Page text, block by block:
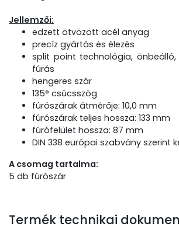
Jellemzői:
edzett ötvözött acél anyag
precíz gyártás és élezés
split point technológia,
fúrás
hengeres szár
135° csúcsszög
fúrószárak átmérője: 10,0 mm
fúrószárak teljes hossza: 133 mm
fúrófelület hossza: 87 mm
DIN 338 európai szabvány szerint
A csomag tartalma:
5 db fúrószár
Termék technikai